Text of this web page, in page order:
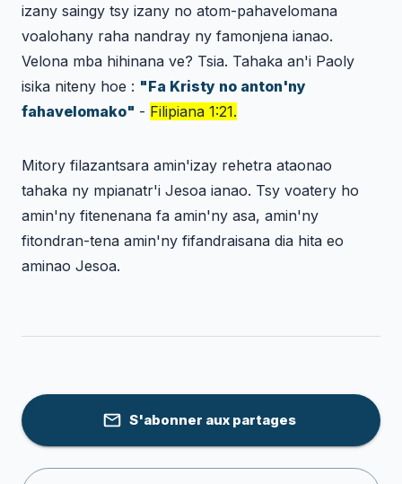
izany saingy tsy izany no atom-pahavelomana
voalohany raha nandray ny famonjena ianao.
Velona mba hihinana ve? Tsia. Tahaka an'i Paoly
isika niteny hoe : "Fa Kristy no anton'ny
fahavelomako" - Filipiana 1:21.
Mitory filazantsara amin'izay rehetra ataonao
tahaka ny mpianatr'i Jesoa ianao. Tsy voatery ho
amin'ny fitenenana fa amin'ny asa, amin'ny
fitondran-tena amin'ny fifandraisana dia hita eo
aminao Jesoa.
S'abonner aux partages